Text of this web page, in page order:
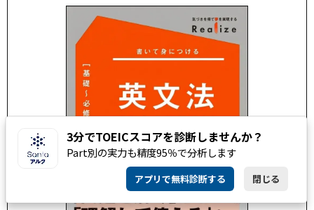
3分でTOEICスコアを診断しませんか？
Part別の実力も精度95％で分析します
アプリで無料診断する 閉じる